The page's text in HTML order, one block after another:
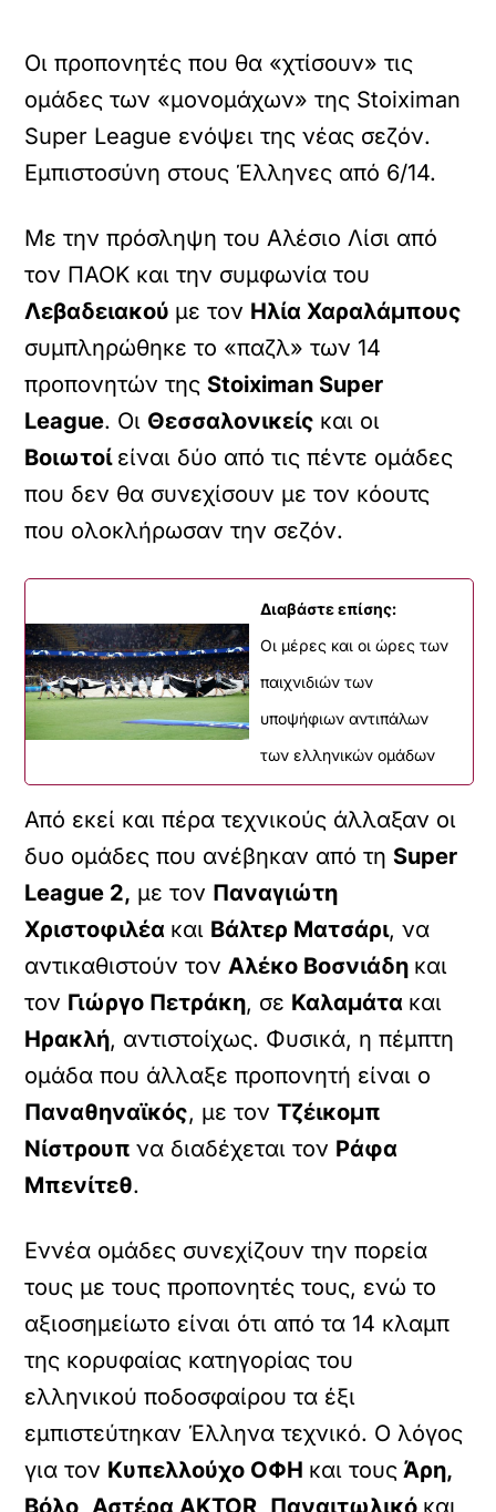
Οι προπονητές που θα «χτίσουν» τις
ομάδες των «μονομάχων» της Stoiximan
Super League ενόψει της νέας σεζόν.
Εμπιστοσύνη στους Έλληνες από 6/14.
Με την πρόσληψη του Αλέσιο Λίσι από
τον ΠΑΟΚ και την συμφωνία του
Λεβαδειακού με τον Ηλία Χαραλάμπους
συμπληρώθηκε το «παζλ» των 14
προπονητών της Stoiximan Super
League. Οι Θεσσαλονικείς και οι
Βοιωτοί είναι δύο από τις πέντε ομάδες
που δεν θα συνεχίσουν με τον κόουτς
που ολοκλήρωσαν την σεζόν.
Διαβάστε επίσης:
Οι μέρες και οι ώρες των
παιχνιδιών των
υποψήφιων αντιπάλων
των ελληνικών ομάδων
Από εκεί και πέρα τεχνικούς άλλαξαν οι
δυο ομάδες που ανέβηκαν από τη Super
League 2, με τον Παναγιώτη
Χριστοφιλέα και Βάλτερ Ματσάρι, να
αντικαθιστούν τονΑλέκο Βοσνιάδη και
τον Γιώργο Πετράκη, σε Καλαμάτα και
Ηρακλή, αντιστοίχως. Φυσικά, η πέμπτη
ομάδα που άλλαξε προπονητή είναι ο
Παναθηναϊκός, με τονΤζέικομπ
Νίστρουπνα διαδέχεται τον Ράφα
Μπενίτεθ.
Εννέα ομάδες συνεχίζουν την πορεία
τους με τους προπονητές τους, ενώ το
αξιοσημείωτο είναι ότι από τα 14 κλαμπ
της κορυφαίας κατηγορίας του
ελληνικού ποδοσφαίρου τα έξι
εμπιστεύτηκαν Έλληνα τεχνικό. Ο λόγος
για τον Κυπελλούχο ΟΦΗ και τους Άρη,
Βόλο, Αστέρα AKTOR Παναιτωλικό και